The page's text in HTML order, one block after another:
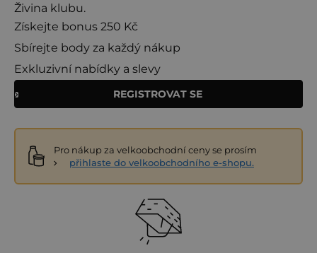
Živina klubu.
Získejte bonus 250 Kč
Sbírejte body za každý nákup
Exkluzivní nabídky a slevy
REGISTROVAT SE
Pro nákup za velkoobchodní ceny se prosím
přihlaste do velkoobchodního e-shopu.